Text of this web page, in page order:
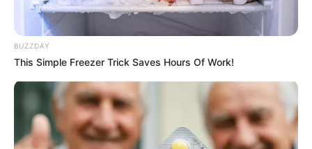
Smartphone Startseite
Suchen:
BUZZDAY
This Simple Freezer Trick Saves Hours Of Work!